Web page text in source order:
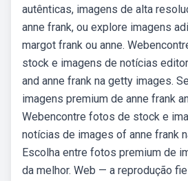
autênticas, imagens de alta
anne frank, ou explore imagens
margot frank ou anne.
stock e imagens de notícias
and anne frank na getty images.
imagens premium de anne frank
Webencontre fotos de stock e
notícias de images of anne frank
Escolha entre fotos premium de
da melhor. Web — a reprodução